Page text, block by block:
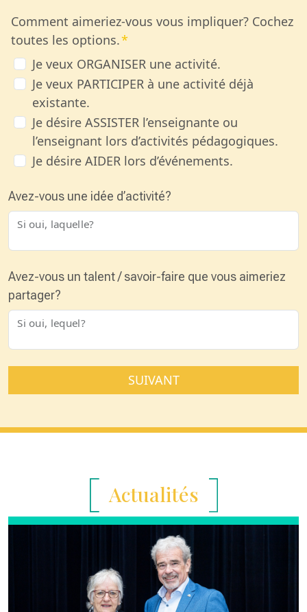
Comment aimeriez-vous vous impliquer? Cochez
toutes les options.
Je veux ORGANISER une activité.
Je veux PARTICIPER à une activité déjà
existante.
Je désire ASSISTER l’enseignante ou
l’enseignant lors d’activités pédagogiques.
Je désire AIDER lors d’événements.
Avez-vous une idée d’activité?
Si oui, laquelle?
Avez-vous un talent / savoir-faire que vous aimeriez
partager?
Si oui, lequel?
SUIVANT
Actualités